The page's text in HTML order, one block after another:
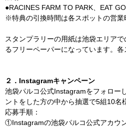
●RACINES FARM TO PARK、EAT
※特典の引換時間は各スポットの営業
スタンプラリーの用紙は池袋エリア
るフリーペーパーになっています。各
２．Instagramキャンペーン
池袋パルコ公式Instagramをフォロー
ントをした方の中から抽選で5組10名
応募手順：
①Instagramの池袋パルコ公式アカウ